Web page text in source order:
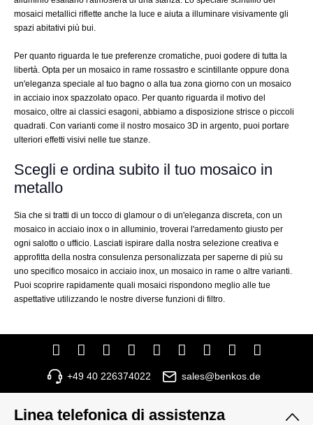
mosaici metallici riflette anche la luce e aiuta a illuminare visivamente gli
spazi abitativi più bui.
Per quanto riguarda le tue preferenze cromatiche, puoi godere di tutta la
libertà. Opta per un mosaico in rame rossastro e scintillante oppure dona
un'eleganza speciale al tuo bagno o alla tua zona giorno con un mosaico
in acciaio inox spazzolato opaco. Per quanto riguarda il motivo del
mosaico, oltre ai classici esagoni, abbiamo a disposizione strisce o piccoli
quadrati. Con varianti come il nostro mosaico 3D in argento, puoi portare
ulteriori effetti visivi nelle tue stanze.
Scegli e ordina subito il tuo mosaico in
metallo
Sia che si tratti di un tocco di glamour o di un'eleganza discreta, con un
mosaico in acciaio inox o in alluminio, troverai l'arredamento giusto per
ogni salotto o ufficio. Lasciati ispirare dalla nostra selezione creativa e
approfitta della nostra consulenza personalizzata per saperne di più su
uno specifico mosaico in acciaio inox, un mosaico in rame o altre varianti.
Puoi scoprire rapidamente quali mosaici rispondono meglio alle tue
aspettative utilizzando le nostre diverse funzioni di filtro.
+49 40 226374022 sales@benkos.de
Linea telefonica di assistenza